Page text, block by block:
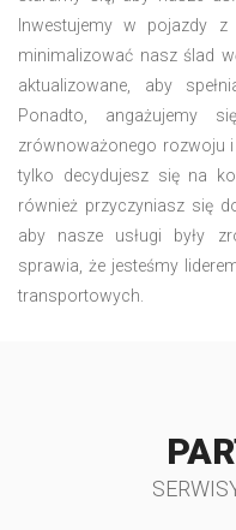
Inwestujemy w pojazdy
minimalizować nasz ślad
aktualizowane, aby
Ponadto, angażujemy
zrównoważonego rozwoju
tylko decydujesz się na
również przyczyniasz się
aby nasze usługi były
sprawia, że jesteśmy
transportowych.